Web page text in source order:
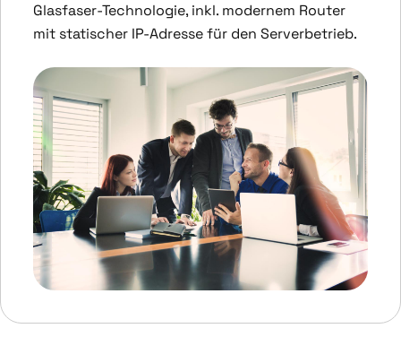
Glasfaser-Technologie, inkl. modernem Router
mit statischer IP-Adresse für den Serverbetrieb.